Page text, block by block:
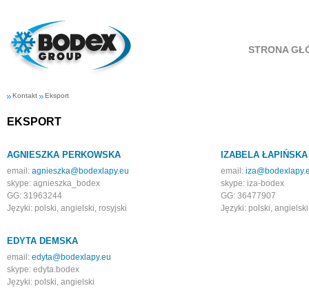
STRONA
Kontakt Eksport
EKSPORT
AGNIESZKA PERKOWSKA
email: agnieszka@bodexlapy.eu
skype: agnieszka_bodex
GG: 31963244
Języki: polski, angielski, rosyjski
IZABELA ŁAPIŃSKA
email:
skype: iza-bodex
GG: 36477907
Języki: polski, angielski
EDYTA DEMSKA
email: edyta@bodexlapy.eu
skype: edyta.bodex
Języki: polski, angielski